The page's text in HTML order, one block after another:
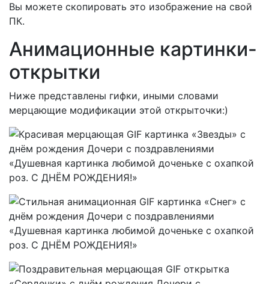
Вы можете скопировать это изображение на свой
ПК.
Анимационные картинки-
открытки
Ниже представлены гифки, иными словами
мерцающие модификации этой открыточки:)